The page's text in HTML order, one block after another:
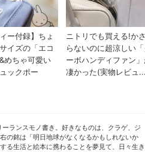
ランスモノ書き。好きなものは、クラゲ、ジ
の銘は「明日地球がなくなるかもしれないか
る生活と絵本に携わることを夢見て、日々生き